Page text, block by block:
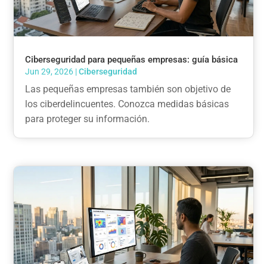
Ciberseguridad para pequeñas empresas: guía básica
Jun 29, 2026 |Ciberseguridad
Las pequeñas empresas también son objetivo de
los ciberdelincuentes. Conozca medidas básicas
para proteger su información.